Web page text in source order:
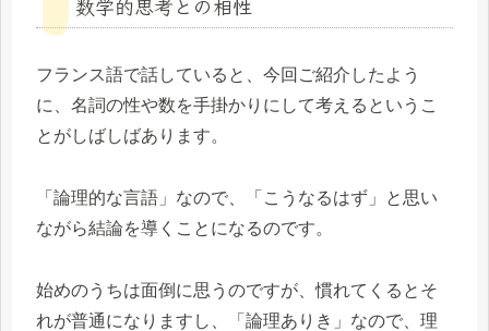
数学的思考との相性
フランス語で話していると、今回ご紹介したよう
に、名詞の性や数を手掛かりにして考えるというこ
とがしばしばあります。
「論理的な言語」なので、「こうなるはず」と思い
ながら結論を導くことになるのです。
始めのうちは面倒に思うのですが、慣れてくるとそ
れが普通になりますし、「論理ありき」なので、理